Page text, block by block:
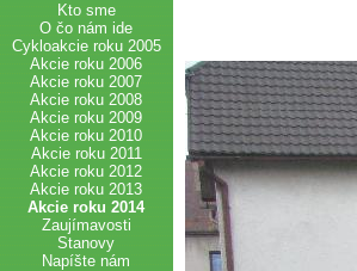
Kto sme
O čo nám ide
Cykloakcie roku 2005
Akcie roku 2006
Akcie roku 2007
Akcie roku 2008
Akcie roku 2009
Akcie roku 2010
Akcie roku 2011
Akcie roku 2012
Akcie roku 2013
Akcie roku 2014
Zaujímavosti
Stanovy
Napíšte nám